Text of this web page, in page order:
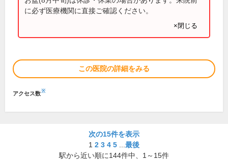
に必ず医療機関に直接ご確認ください。
×閉じる
この医院の詳細をみる
アクセス数※
次の15件を表示
1 2 3 4 5
最後
駅から近い順に144件中、 1～15件